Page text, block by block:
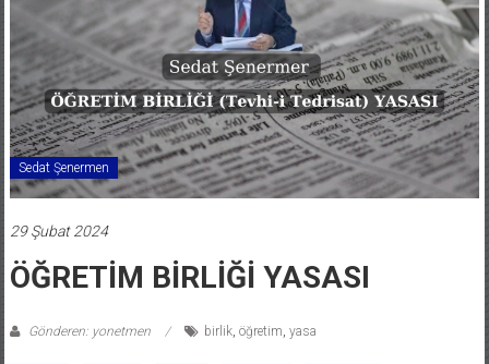
Sedat Şenermen
29 Şubat 2024
ÖĞRETİM BİRLİĞİ YASASI
Gönderen: yonetmen birlik, öğretim yasa